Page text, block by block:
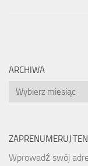
ARCHIWA
Archiwa
ZAPRENUMERUJ
Wprowadź swój